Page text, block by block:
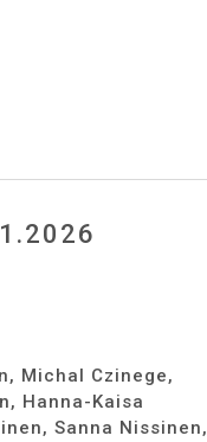
Michal Czinege,
Hanna-Kaisa
Sanna Nissinen,